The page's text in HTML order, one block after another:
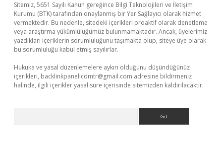
Sitemiz, 5651 Sayılı Kanun gereğince Bilgi Teknolojileri ve İletişim
Kurumu (BTK) tarafından onaylanmış bir Yer Sağlayıcı olarak hizmet
vermektedir. Bu nedenle, sitedeki içerikleri proaktif olarak denetleme
veya araştırma yükümlülüğümüz bulunmamaktadır. Ancak, üyelerimiz
yazdıkları içeriklerin sorumluluğunu taşımakta olup, siteye üye olarak
bu sorumluluğu kabul etmiş sayılırlar.
Hukuka ve yasal düzenlemelere aykırı olduğunu düşündüğünüz
içerikleri, backlinkpanelicomtr@gmail.com adresine bildirmeniz
halinde, ilgili içerikler yasal süre içerisinde sitemizden kaldırılacaktır.